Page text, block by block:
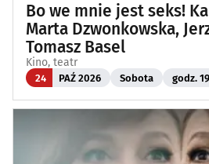
Bo we mnie jest seks!
Marta Dzwonkowska,
Tomasz Basel
Kino, teatr
24 PAŹ 2026 Sobota godz.